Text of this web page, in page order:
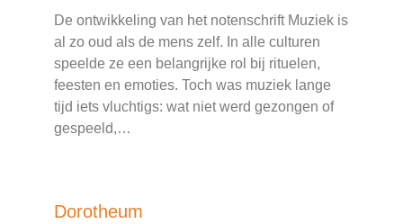
De ontwikkeling van het notenschrift Muziek is
al zo oud als de mens zelf. In alle culturen
speelde ze een belangrijke rol bij rituelen,
feesten en emoties. Toch was muziek lange
tijd iets vluchtigs: wat niet werd gezongen of
gespeeld,…
Dorotheum